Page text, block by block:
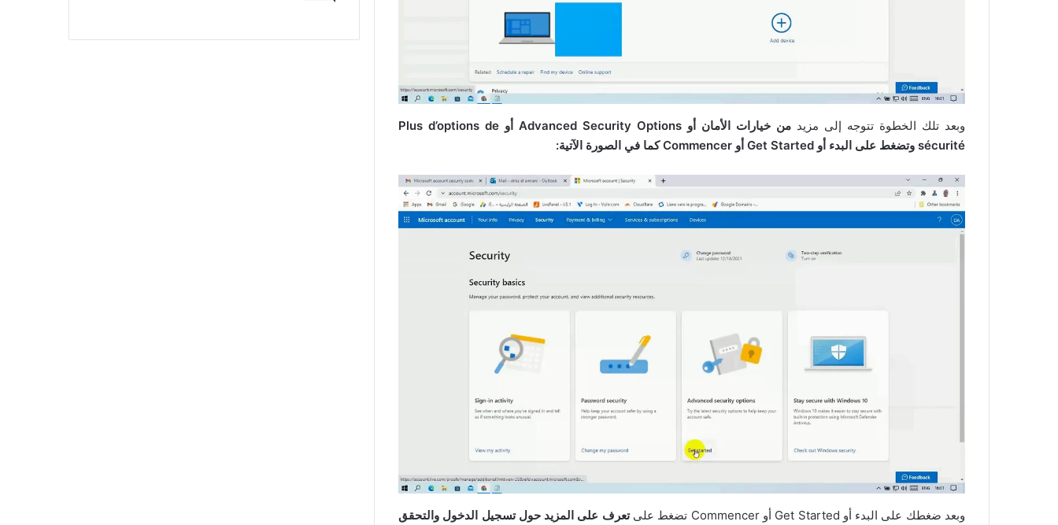
وبعد تلك الخطوة تتوجه إلى مزيد
من خيارات الأمان أو Advanced Security Options أو Plus d’options de
sécurité وتضغط على البدء أو Get Started أو Commencer كما في الصورة الآتية:
وبعد ضغطك على البدء أو Get Started أو Commencer تضغط على
تعرف على المزيد حول تسجيل الدخول والتحقق